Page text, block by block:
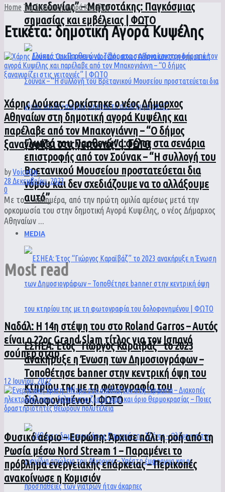
Μακεδονίας” – Μητσοτάκης: Παγκόσμιας
σημασίας και εμβέλειας | ΦΩΤΟ
Γλυπτά του Παρθενώνα: Τέλος στα σενάρια
επιστροφής από τον Σούνακ – “Η συλλογή του
Βρετανικού Μουσείου προστατεύεται δια
νόμου και δεν σχεδιάζουμε να το αλλάξουμε
αυτό”
MEDIA
ΕΣΗΕΑ: Έτος “Γιώργος Καραϊβάζ” το 2023
ανακήρυξε η Ένωση των Δημοσιογράφων –
Τοποθέτησε banner στην κεντρική όψη του
κτηρίου της με τη φωτογραφία του
δολοφονημένου | ΦΩΤΟ
Home Tagδημοτική Αγορά Κυψέλης
Ετικέτα:δημοτική Αγορά Κυψέλης
Χάρης Δούκας: Ορκίστηκε ο νέος Δήμαρχος
Αθηναίων στη δημοτική αγορά Κυψέλης και
παρέλαβε από τον Μπακογιάννη – “Ο δήμος
ξαναγυρίζει στις γειτονιές” | ΦΩΤΟ
byVoiceOn
28 Δεκεμβρίου, 2023
0
Με το …καλημέρα, από την πρώτη ομιλία αμέσως μετά την
ορκομωσία του στην δημοτική Αγορά Κυψέλης, ο νέος Δήμαρχος
Αθηναίων ...
Most read
Ναδάλ: Η 14η στέψη του στο Roland Garros – Αυτός
είναι ο 22ος Grand Slam τίτλος για τον Ισπανό
σούπερ σταρ
12 Ιουνίου, 2022
Φυσικό αέριο – Ευρώπη: Άρχισε πάλι η ροή από τη
Ρωσία μέσω Nord Stream 1 – Παραμένει το
πρόβλημα ενεργειακής επάρκειας – Περικοπές
ανακοίνωσε η Κομισιόν